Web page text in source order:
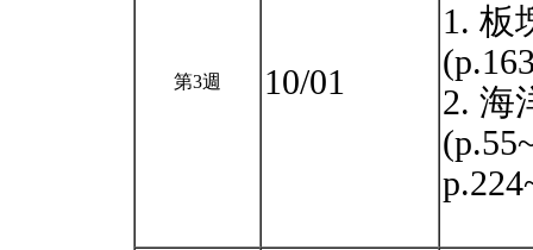
第3週 10/01
1. 板
2. 海